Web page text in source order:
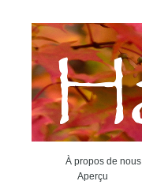
À propos de nous
Aperçu